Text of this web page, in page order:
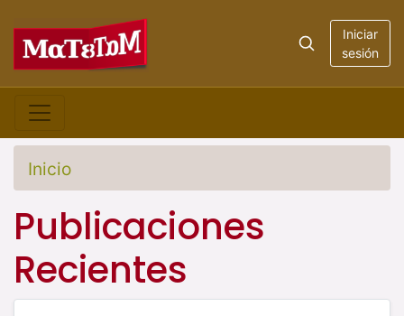
Iniciar
sesión
Inicio
Publicaciones
Recientes